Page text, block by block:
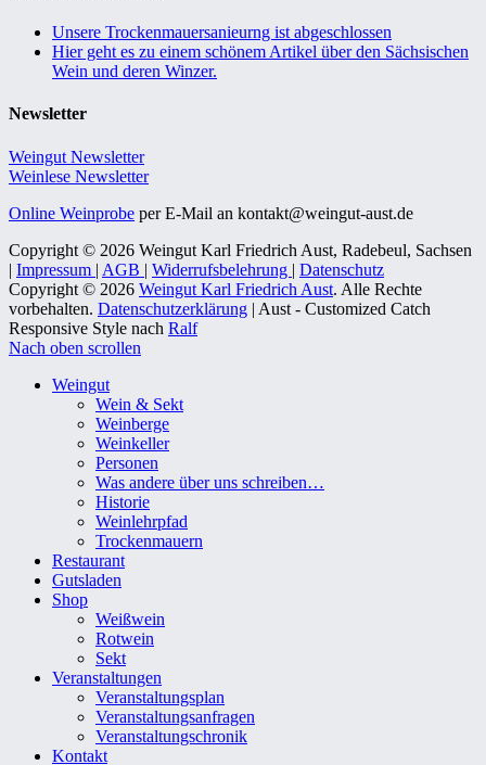
Unsere Trockenmauersanieurng ist abgeschlossen
Hier geht es zu einem schönem Artikel über den Sächsischen
Wein und deren Winzer.
Newsletter
Weingut Newsletter
Weinlese Newsletter
Online Weinprobe per E-Mail an kontakt@weingut-aust.de
Copyright © 2026 Weingut Karl Friedrich Aust, Radebeul, Sachsen
| Impressum | AGB | Widerrufsbelehrung | Datenschutz
Copyright © 2026 Weingut Karl Friedrich Aust. Alle Rechte
vorbehalten. Datenschutzerklärung | Aust - Customized Catch
Responsive Style nach Ralf
Nach oben scrollen
Weingut
Wein & Sekt
Weinberge
Weinkeller
Personen
Was andere über uns schreiben…
Historie
Weinlehrpfad
Trockenmauern
Restaurant
Gutsladen
Shop
Weißwein
Rotwein
Sekt
Veranstaltungen
Veranstaltungsplan
Veranstaltungsanfragen
Veranstaltungschronik
Kontakt